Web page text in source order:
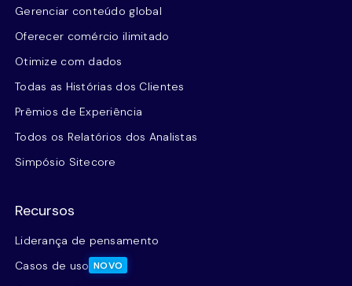
Gerenciar conteúdo global
Oferecer comércio ilimitado
Otimize com dados
Todas as Histórias dos Clientes
Prêmios de Experiência
Todos os Relatórios dos Analistas
Simpósio Sitecore
Recursos
Liderança de pensamento
Casos de uso NOVO